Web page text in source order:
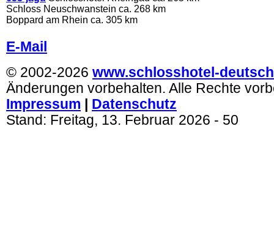
Schloss Neuschwanstein ca. 268 km
Boppard am Rhein ca. 305 km
E-Mail
© 2002-2026 www.schlosshotel-
Änderungen vorbehalten. Alle Rechte
Impressum
Datenschutz
Stand: Freitag, 13. Februar 2026 - 50